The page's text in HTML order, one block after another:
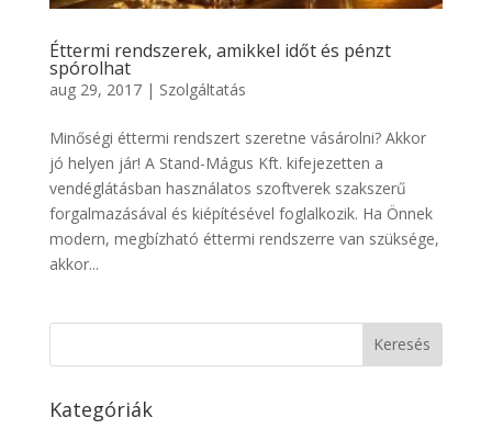
Éttermi rendszerek, amikkel időt és pénzt
spórolhat
aug 29, 2017| Szolgáltatás
Minőségi éttermi rendszert szeretne vásárolni? Akkor
jó helyen jár! A Stand-Mágus Kft. kifejezetten a
vendéglátásban használatos szoftverek szakszerű
forgalmazásával és kiépítésével foglalkozik. Ha Önnek
modern, megbízható éttermi rendszerre van szüksége,
akkor...
Kategóriák